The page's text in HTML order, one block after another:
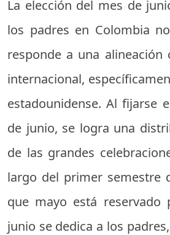
La elección del mes de
los padres en Colombia
responde a una alineación
internacional,
estadounidense. Al fijarse
de junio, se logra una
de las grandes
largo del primer semestre
que mayo está reservado
junio se dedica a los